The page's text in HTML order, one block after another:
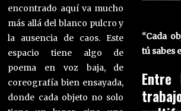
encontrado aquí va mucho
más allá del blanco pulcro y
la ausencia de caos. Este
espacio tiene algo de
poema en voz baja, de
coreografía bien ensayada,
donde cada objeto no solo
“Cada
tú sabes